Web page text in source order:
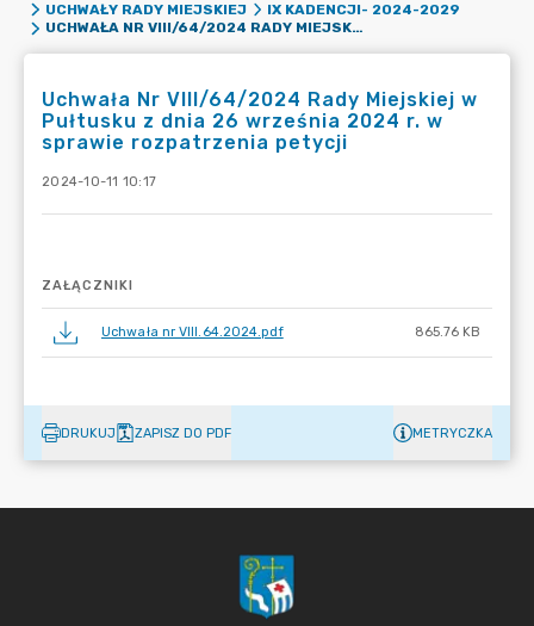
UCHWAŁY RADY MIEJSKIEJ
IX KADENCJI- 2024-2029
UCHWAŁA NR VIII/64/2024 RADY MIEJSKIEJ W PUŁTUSKU Z DNIA 26 WRZEŚNIA 2024 R. W SPRAWIE ROZPATRZENIA PETYCJI
Uchwała Nr VIII/64/2024 Rady Miejskiej w
Pułtusku z dnia 26 września 2024 r. w
sprawie rozpatrzenia petycji
2024-10-11 10:17
ZAŁĄCZNIKI
Uchwała nr VIII.64.2024.pdf 865.76 KB
DRUKUJ ZAPISZ DO PDF METRYCZKA